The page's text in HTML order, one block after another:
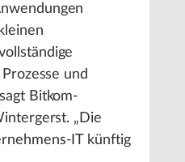
und
Bitkom-
„Die
IT künftig